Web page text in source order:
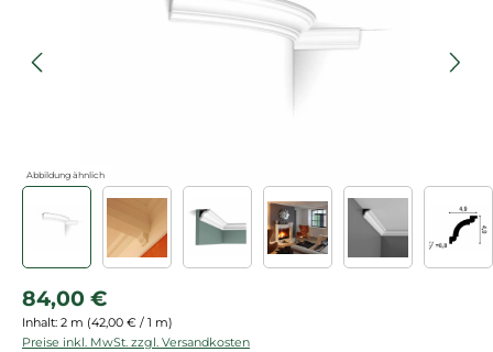
Abbildung ähnlich
Regulärer Preis:
84,00 €
Inhalt: 2 m (42,00 € / 1 m)
Preise inkl. MwSt. zzgl. Versandkosten